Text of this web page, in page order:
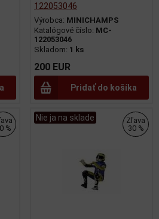
122053046
Výrobca: MINICHAMPS
Katalógové číslo: MC-
122053046
Skladom: 1 ks
200 EUR
Pridať do košíka
%
Nie ja na sklade
Zľava
30 %